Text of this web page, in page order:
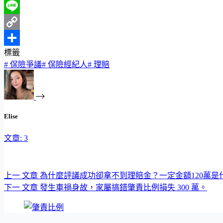
Facebook
Line
Copy
Link
分
享
標籤
# 保險爭議# 保險經紀人# 理賠
Elise
文章: 3
上一 文章 為什麼評議成功卻拿不到理賠金？一定金額120萬是
下一 文章 發生車禍身故，家屬搞錯肇責比例損失 300 萬。